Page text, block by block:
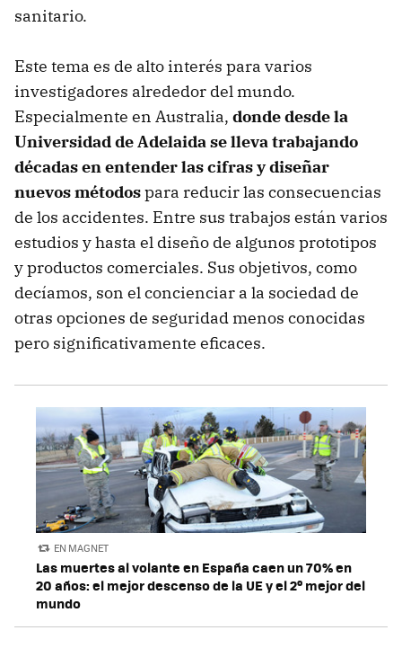
sanitario.
Este tema es de alto interés para varios
investigadores alrededor del mundo.
Especialmente en Australia, donde desde la
Universidad de Adelaida se lleva trabajando
décadas en entender las cifras y diseñar
nuevos métodospara reducir las consecuencias
de los accidentes. Entre sus trabajos están varios
estudios y hasta el diseño de algunos prototipos
y productos comerciales. Sus objetivos, como
decíamos, son el concienciar a la sociedad de
otras opciones de seguridad menos conocidas
pero significativamente eficaces.
EN MAGNET
Las muertes al volante en España caen un 70% en
20 años: el mejor descenso de la UE y el 2º mejor del
mundo